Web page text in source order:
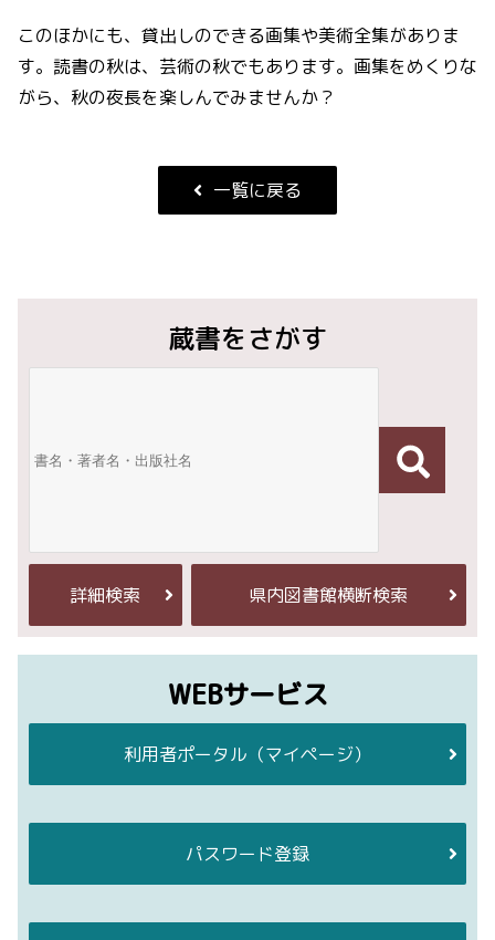
このほかにも、貸出しのできる画集や美術全集がありま
す。読書の秋は、芸術の秋でもあります。画集をめくりな
がら、秋の夜長を楽しんでみませんか？
一覧に戻る
蔵書をさがす
詳細検索 県内図書館横断検索
WEBサービス
利用者ポータル （マイページ）
パスワード登録